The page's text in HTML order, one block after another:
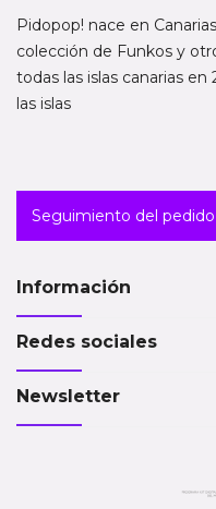
Pidopop! nace en
colección de Funkos y
todas las islas canarias
las islas
Seguimiento del pedido
Información
Redes sociales
Newsletter